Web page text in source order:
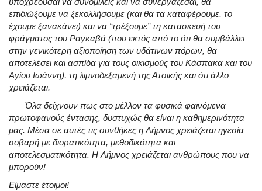
επιδιώξουμε να ξεκολλήσουμε (και θα τα καταφέρουμε, το
έχουμε ξανακάνει) και να “τρέξουμε” τη κατασκευή του
φράγματος του Ραγκαβά (που εκτός από το ότι θα συμβάλλει
στην γενικότερη αξιοποίηση των υδάτινων πόρων, θα
αποτελέσει και ασπίδα για τους οικισμούς του Κάσπακα και του
Αγίου Ιωάννη), τη λιμνοδεξαμενή της Ατσικής και ότι άλλο
χρειάζεται.
Όλα δείχνουν πως στο μέλλον τα φυσικά φαινόμενα
πρωτοφανούς έντασης, δυστυχώς θα είναι η καθημερινότητα
μας. Μέσα σε αυτές τις συνθήκες η Λήμνος χρειάζεται ηγεσία
σοβαρή με διορατικότητα, μεθοδικότητα και
αποτελεσματικότητα. Η Λήμνος χρειάζεται ανθρώπους που να
μπορούν!
Είμαστε έτοιμοι!